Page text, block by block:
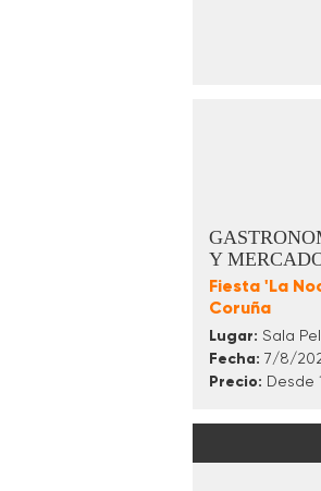
Y
Fiesta 'La
Coruña
Lugar: Sala
Fecha: 7/8/
Precio: Desde